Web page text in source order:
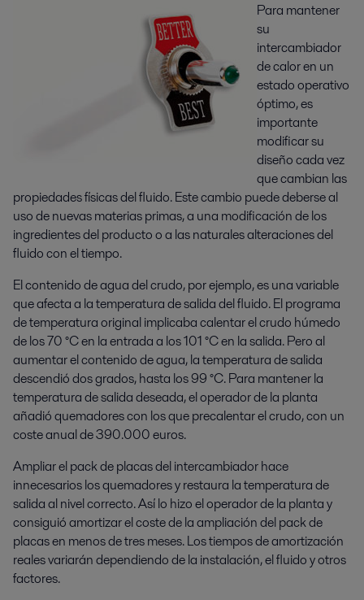
Para mantener
su
intercambiador
de calor en un
estado operativo
óptimo, es
importante
modificar su
diseño cada vez
que cambian las
propiedades físicas del fluido. Este cambio puede deberse al
uso de nuevas materias primas, a una modificación de los
ingredientes del producto o a las naturales alteraciones del
fluido con el tiempo.
El contenido de agua del crudo, por ejemplo, es una variable
que afecta a la temperatura de salida del fluido. El programa
de temperatura original implicaba calentar el crudo húmedo
de los 70 °C en la entrada a los 101 °C en la salida. Pero al
aumentar el contenido de agua, la temperatura de salida
descendió dos grados, hasta los 99 °C. Para mantener la
temperatura de salida deseada, el operador de la planta
añadió quemadores con los que precalentar el crudo, con un
coste anual de 390.000 euros.
Ampliar el pack de placas del intercambiador hace
innecesarios los quemadores y restaura la temperatura de
salida al nivel correcto. Así lo hizo el operador de la planta y
consiguió amortizar el coste de la ampliación del pack de
placas en menos de tres meses. Los tiempos de amortización
reales variarán dependiendo de la instalación, el fluido y otros
factores.